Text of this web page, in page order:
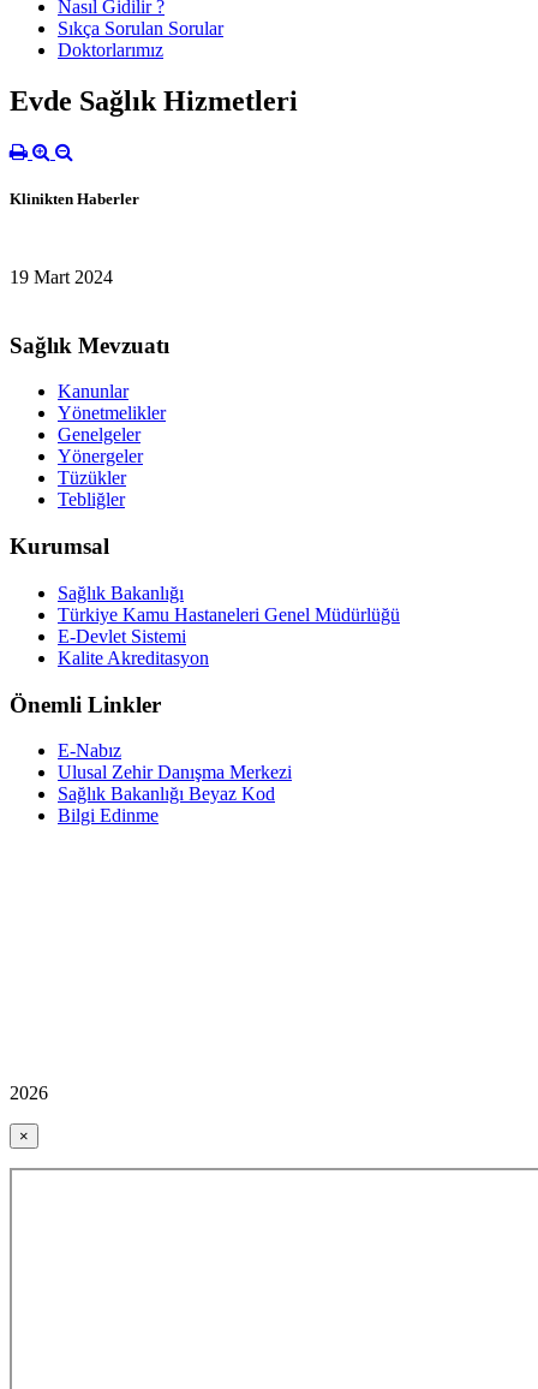
Nasıl Gidilir ?
Sıkça Sorulan Sorular
Doktorlarımız
Evde Sağlık Hizmetleri
Klinikten Haberler
19 Mart 2024
Sağlık Mevzuatı
Kanunlar
Yönetmelikler
Genelgeler
Yönergeler
Tüzükler
Tebliğler
Kurumsal
Sağlık Bakanlığı
Türkiye Kamu Hastaneleri Genel Müdürlüğü
E-Devlet Sistemi
Kalite Akreditasyon
Önemli Linkler
E-Nabız
Ulusal Zehir Danışma Merkezi
Sağlık Bakanlığı Beyaz Kod
Bilgi Edinme
2026
×